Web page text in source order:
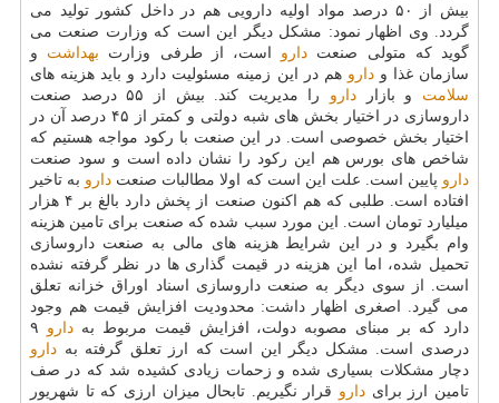
بیش از ۵۰ درصد مواد اولیه دارویی هم در داخل كشور تولید می
گردد. وی اظهار نمود: مشكل دیگر این است كه وزارت صنعت می
گوید كه متولی صنعت دارو است، از طرفی وزارت بهداشت و
سازمان غذا ودارو هم در این زمینه مسئولیت دارد و باید هزینه های
سلامت و بازار دارو
را مدیریت كند. بیش از ۵۵ درصد صنعت
داروسازی در اختیار بخش های شبه دولتی و كمتر از ۴۵ درصد آن در
اختیار بخش خصوصی است. در این صنعت با ركود مواجه هستیم كه
شاخص های بورس هم این ركود را نشان داده است و سود صنعت
دارو پایین است. علت این است كه اولا مطالبات صنعت دارو به تاخیر
افتاده است. طلبی كه هم اكنون صنعت از پخش دارد بالغ بر ۴ هزار
میلیارد تومان است. این مورد سبب شده كه صنعت برای تامین هزینه
وام بگیرد و در این شرایط هزینه های مالی به صنعت داروسازی
تحمیل شده، اما این هزینه در قیمت گذاری ها در نظر گرفته نشده
است. از سوی دیگر به صنعت داروسازی اسناد اوراق خزانه تعلق
می گیرد. اصغری اظهار داشت: محدودیت افزایش قیمت هم وجود
دارد كه بر مبنای مصوبه دولت، افزایش قیمت مربوط بهدارو ۹
درصدی است. مشكل دیگر این است كه ارز تعلق گرفته به دارو
دچار مشكلات بسیاری شده و زحمات زیادی كشیده شد كه در صف
تامین ارز برای دارو قرار نگیریم. تابحال میزان ارزی كه تا شهریور